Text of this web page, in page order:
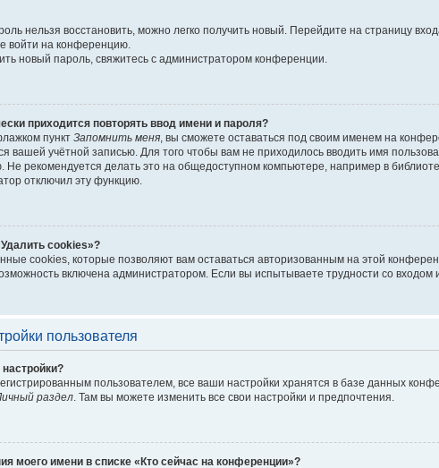
нельзя восстановить, можно легко получить новый. Перейдите на страницу
войти на конференцию.
новый пароль, свяжитесь с администратором конференции.
приходится повторять ввод имени и пароля?
пункт Запомнить меня, вы сможете оставаться под своим именем на
вашей учётной записью. Для того чтобы вам не приходилось вводить имя
рекомендуется делать это на общедоступном компьютере, например в
отключил эту функцию.
cookies»?
cookies, которые позволяют вам оставаться авторизованным на этой
включена администратором. Если вы испытываете трудности со
пользователя
пользователем, все ваши настройки хранятся в базе данных
раздел. Там вы можете изменить все свои настройки и предпочтения.
моего имени в списке «Кто сейчас на конференции»?